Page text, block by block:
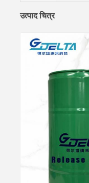
उत्पाद चित्र